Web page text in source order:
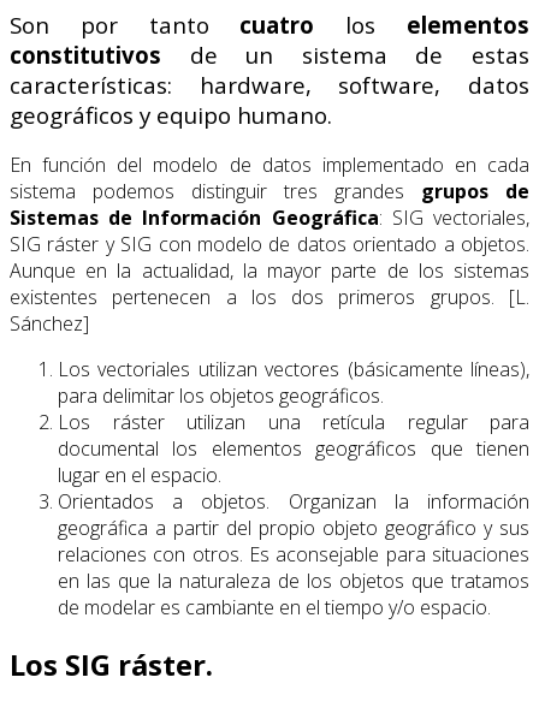
Son por tanto cuatro los elementos
constitutivos de un sistema de estas
características: hardware, software, datos
geográficos y equipo humano.
En función del modelo de datos implementado en cada
sistema podemos distinguir tres grandes grupos de
Sistemas de Información Geográfica: SIG vectoriales,
SIG ráster y SIG con modelo de datos orientado a objetos.
Aunque en la actualidad, la mayor parte de los sistemas
existentes pertenecen a los dos primeros grupos. [L.
Sánchez]
Los vectoriales utilizan vectores (básicamente líneas),
para delimitar los objetos geográficos.
Los ráster utilizan una retícula regular para
documental los elementos geográficos que tienen
lugar en el espacio.
Orientados a objetos. Organizan la información
geográfica a partir del propio objeto geográfico y sus
relaciones con otros. Es aconsejable para situaciones
en las que la naturaleza de los objetos que tratamos
de modelar es cambiante en el tiempo y/o espacio.
Los SIG ráster.